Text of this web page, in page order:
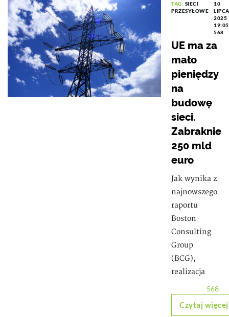
TAG: SIECI
PRZESYŁOWE
10
LIPCA
2025
19:05
568
UE ma za
mało
pieniędzy
na
budowę
sieci.
Zabraknie
250 mld
euro
Jak wynika z
najnowszego
raportu
Boston
Consulting
Group
(BCG),
realizacja
568
Czytaj więcej